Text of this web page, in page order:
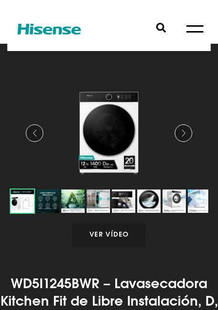
WD5I1245BWR – Lavasecadora
Kitchen Fit de Libre Instalación, D,
VER VÍDEO